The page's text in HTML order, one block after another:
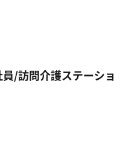
員/訪問介護ステーショ